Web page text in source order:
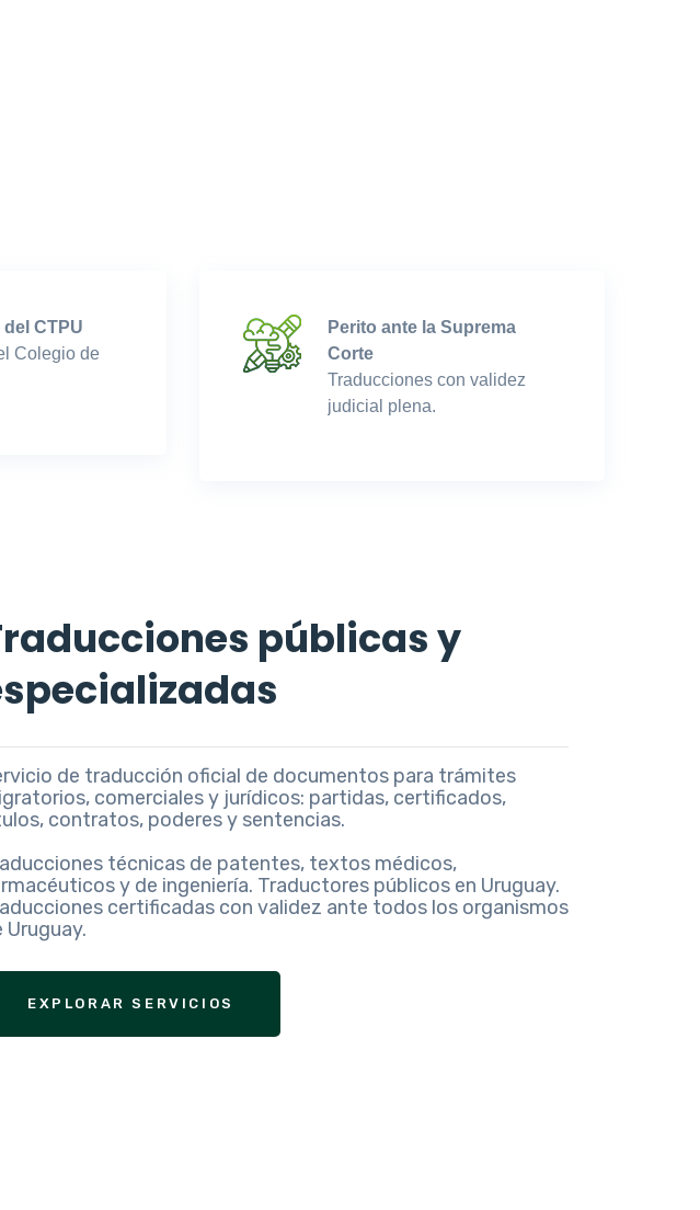
CTPU
Colegio de
Perito ante la Suprema
Corte
Traducciones con validez
judicial plena.
públicas y
de traducción oficial de documentos para trámites
comerciales y jurídicos: partidas, certificados,
contratos, poderes y sentencias.
técnicas de patentes, textos médicos,
y de ingeniería. Traductores públicos en Uruguay.
certificadas con validez ante todos los organismos
Uruguay.
EXPLORAR SERVICIOS